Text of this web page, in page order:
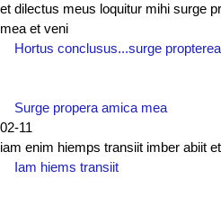
et dilectus meus loquitur mihi surge
mea et veni
Hortus conclusus...surge
Surge propera amica mea
02-11
iam enim hiemps transiit imber abiit
Iam hiems transiit